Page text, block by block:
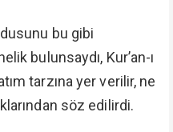
bu gibi
bulunsaydı, Kur’an-ı
tarzına yer verilir, ne
söz edilirdi.